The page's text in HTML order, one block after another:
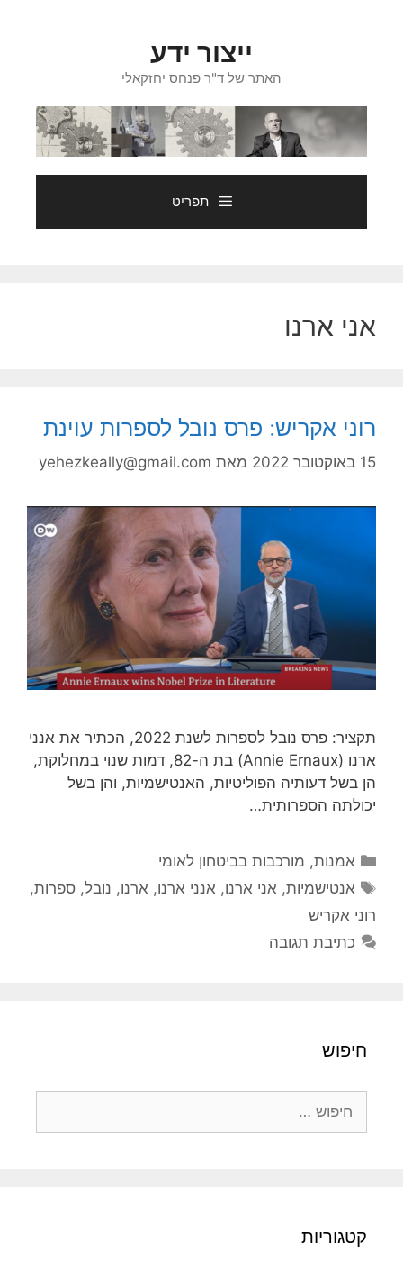
ייצור ידע
האתר של ד"ר פנחס יחזקאלי
תפריט
אני ארנו
רוני אקריש: פרס נובל לספרות עוינת
15 באוקטובר 2022 מאת yehezkeally@gmail.com
תקציר: פרס נובל לספרות לשנת 2022, הכתיר את אנני
ארנו (Annie Ernaux) בת ה-82, דמות שנוי במחלוקת,
הן בשל דעותיה הפוליטיות, האנטישמיות, והן בשל
יכולתה הספרותית…
קטגוריות
אמנות, מורכבות בביטחון לאומי
תגיות
אנטישמיות, אני ארנו, אנני ארנו, ארנו, נובל,ספרות,
רוני אקריש
כתיבת תגובה
חיפוש
קטגוריות